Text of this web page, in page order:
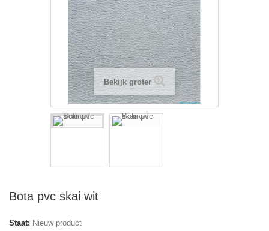
Bekijk groter
Bota pvc skai wit
Staat: Nieuw product